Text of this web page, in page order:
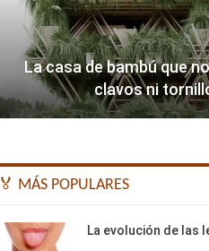
La casa de bambú que
clavos ni
🏅 MÁS POPULARES
La evolución de las